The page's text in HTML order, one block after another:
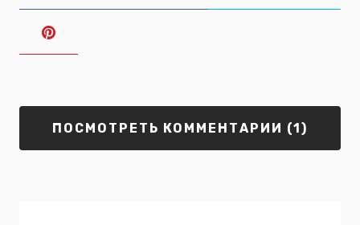
ПОСМОТРЕТЬ КОММЕНТАРИИ (1)